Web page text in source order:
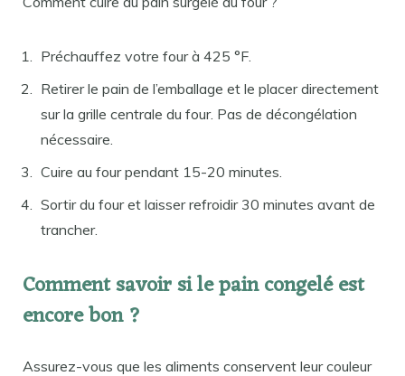
Préchauffez votre four à 425 °F.
Retirer le pain de l’emballage et le placer directement
sur la grille centrale du four. Pas de décongélation
nécessaire.
Cuire au four pendant 15-20 minutes.
Sortir du four et laisser refroidir 30 minutes avant de
trancher.
Comment savoir si le pain congelé est
encore bon ?
Assurez-vous que les aliments conservent leur couleur